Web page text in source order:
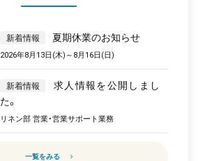
新着情報 夏期休業のお知らせ
2026年8月13日(木)～8月16日(日)
新着情報
求人情報を公開しまし
た。
リネン部 営業・営業サポート業務
一覧をみる